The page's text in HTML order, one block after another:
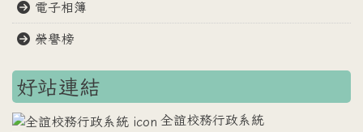
電子相簿
榮譽榜
好站連結
全誼校務行政系統